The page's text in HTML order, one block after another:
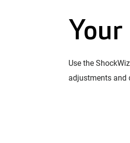
Use the
adjustments and